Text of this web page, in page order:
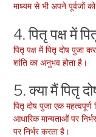
माध्यम से भी अपने पूर्वजों
4. पितृ पक्ष में
पितृ पक्ष में पितृ दोष पुजा
शांति का अनुभव होता है।
5. क्या मैं पितृ
पितृ दोष पुजा एक
आधारिक मान्यताओं पर
पर निर्भर करता है।